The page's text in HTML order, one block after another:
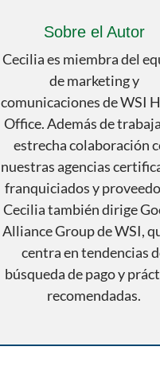
Sobre el Autor
Cecilia es miembra del
de marketing y
comunicaciones de WSI
Office. Además de
estrecha colaboración
nuestras agencias
franquiciados y
Cecilia también dirige
Alliance Group de WSI,
centra en tendencias
búsqueda de pago y
recomendadas.